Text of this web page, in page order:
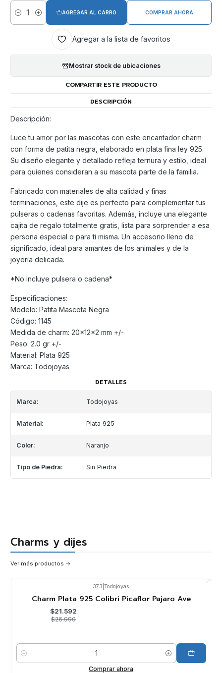
Cantidad
AGREGAR AL CARRO COMPRAR AHORA
Agregar a la lista de favoritos
Mostrar stock de ubicaciones
COMPARTIR ESTE PRODUCTO
DESCRIPCIÓN
Descripción:
Luce tu amor por las mascotas con este encantador charm
con forma de patita negra, elaborado en plata fina ley 925.
Su diseño elegante y detallado refleja ternura y estilo, ideal
para quienes consideran a su mascota parte de la familia.
Fabricado con materiales de alta calidad y finas
terminaciones, este dije es perfecto para complementar tus
pulseras o cadenas favoritas. Además, incluye una elegante
cajita de regalo totalmente gratis, lista para sorprender a esa
persona especial o para ti misma. Un accesorio lleno de
significado, ideal para amantes de los animales y de la
joyería delicada.
*No incluye pulsera o cadena*
Especificaciones:
Modelo: Patita Mascota Negra
Código: 1145
Medida de charm: 20x12x2 mm +/-
Peso: 2.0 gr +/-
Material: Plata 925
Marca: Todojoyas
DETALLES
Marca: Todojoyas
Material: Plata 925
Color: Naranjo
Tipo de Piedra: Sin Piedra
Charms y dijes
Ver más productos
373 Todojoyas
Charm Plata 925 Colibri Picaflor Pajaro Ave
$21.592
$26.990
Cantidad
Comprar ahora